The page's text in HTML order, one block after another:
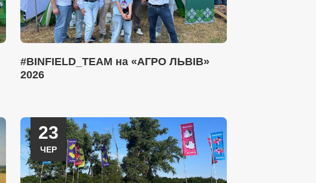
#BINFIELD_TEAM на «АГРО ЛЬВІВ»
2026
23
ЧЕР